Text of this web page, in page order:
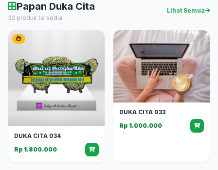
Papan Duka Cita
32 produk tersedia
Lihat Semua
DUKA CITA 034
Rp 1.800.000
DUKA CITA 033
Rp 1.000.000